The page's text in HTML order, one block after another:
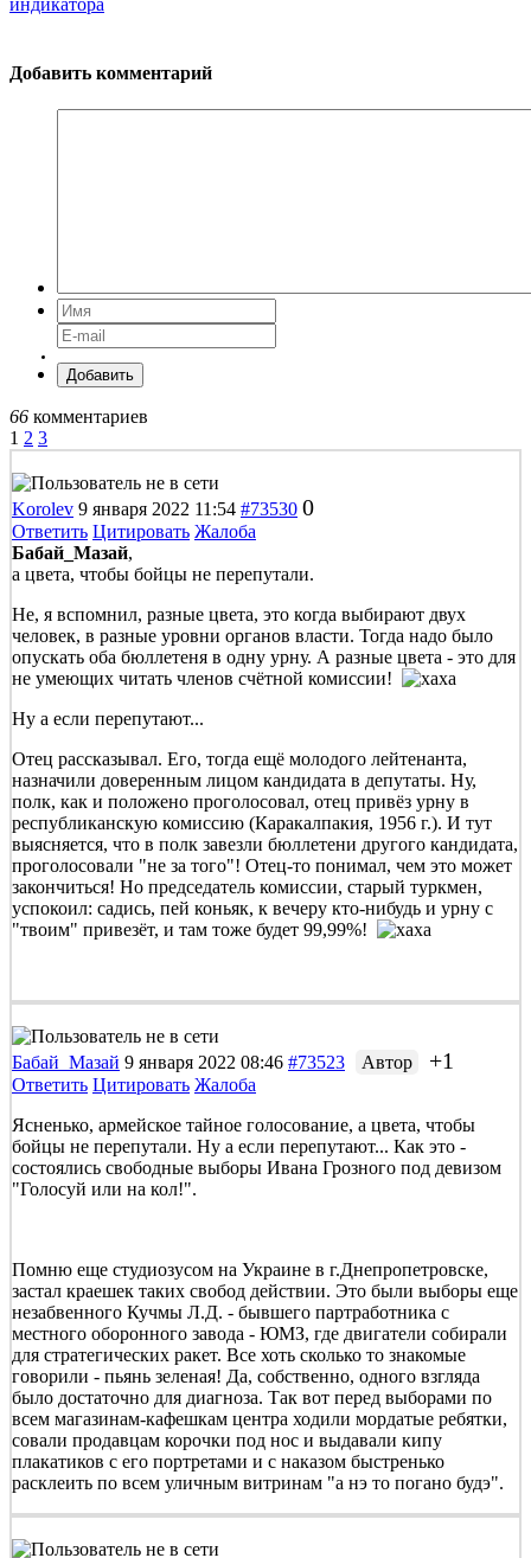
индикатора
Добавить комментарий
Добавить
66 комментариев
1 2 3
Korolev 9 января 2022 11:54 #73530 0
Ответить Цитировать Жалоба
Бабай_Мазай,
а цвета, чтобы бойцы не перепутали.
Не, я вспомнил, разные цвета, это когда выбирают двух
человек, в разные уровни органов власти. Тогда надо было
опускать оба бюллетеня в одну урну. А разные цвета - это для
не умеющих читать членов счётной комиссии!
Ну а если перепутают...
Отец рассказывал. Его, тогда ещё молодого лейтенанта,
назначили доверенным лицом кандидата в депутаты. Ну,
полк, как и положено проголосовал, отец привёз урну в
республиканскую комиссию (Каракалпакия, 1956 г.). И тут
выясняется, что в полк завезли бюллетени другого кандидата,
проголосовали "не за того"! Отец-то понимал, чем это может
закончиться! Но председатель комиссии, старый туркмен,
успокоил: садись, пей коньяк, к вечеру кто-нибудь и урну с
"твоим" привезёт, и там тоже будет 99,99%!
Бабай_Мазай 9 января 2022 08:46 #73523 Автор +1
Ответить Цитировать Жалоба
Ясненько, армейское тайное голосование, а цвета, чтобы
бойцы не перепутали. Ну а если перепутают... Как это -
состоялись свободные выборы Ивана Грозного под девизом
"Голосуй или на кол!".
Помню еще студиозусом на Украине в г.Днепропетровске,
застал краешек таких свобод действии. Это были выборы еще
незабвенного Кучмы Л.Д. - бывшего партработника с
местного оборонного завода - ЮМЗ, где двигатели собирали
для стратегических ракет. Все хоть сколько то знакомые
говорили - пьянь зеленая! Да, собственно, одного взгляда
было достаточно для диагноза. Так вот перед выборами по
всем магазинам-кафешкам центра ходили мордатые ребятки,
совали продавцам корочки под нос и выдавали кипу
плакатиков с его портретами и с наказом быстренько
расклеить по всем уличным витринам "а нэ то погано будэ".